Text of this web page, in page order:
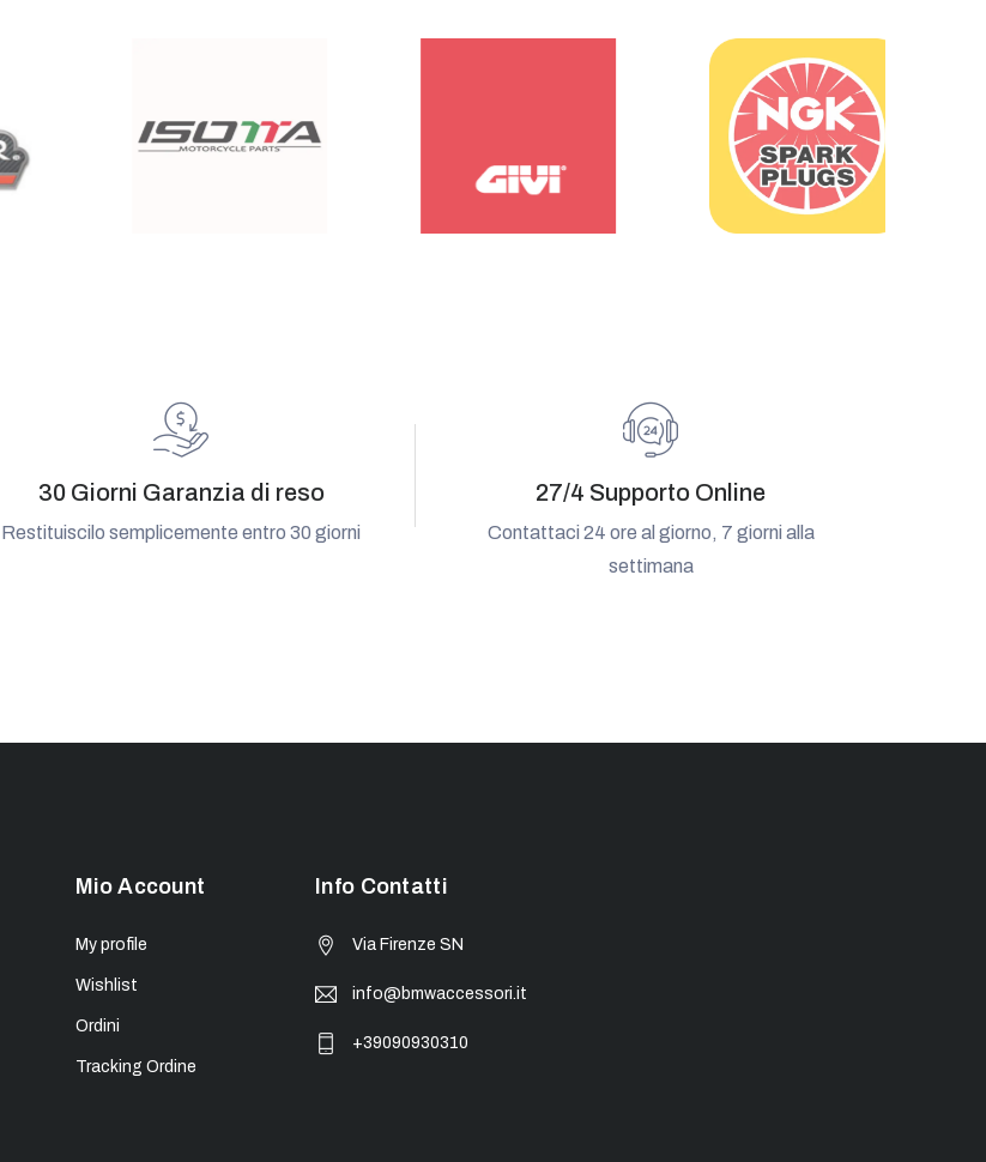
30 Giorni Garanzia di reso
Restituiscilo semplicemente entro 30 giorni
27/4 Supporto Online
Contattaci 24 ore al giorno, 7 giorni alla
settimana
Mio Account
My profile
Wishlist
Ordini
Tracking Ordine
Info Contatti
Via Firenze SN
info@bmwaccessori.it
+39090930310